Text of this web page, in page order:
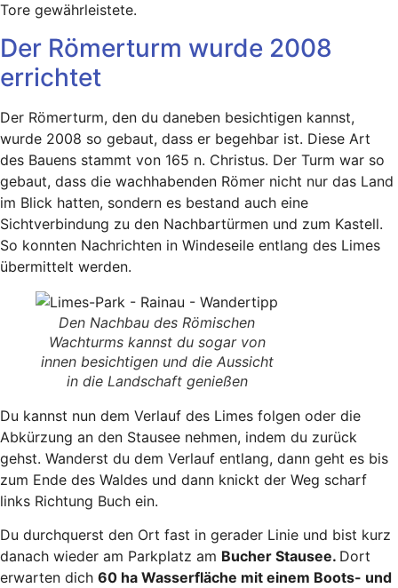
Tore gewährleistete.
Der Römerturm wurde 2008
errichtet
Der Römerturm, den du daneben besichtigen kannst,
wurde 2008 so gebaut, dass er begehbar ist. Diese Art
des Bauens stammt von 165 n. Christus. Der Turm war so
gebaut, dass die wachhabenden Römer nicht nur das Land
im Blick hatten, sondern es bestand auch eine
Sichtverbindung zu den Nachbartürmen und zum Kastell.
So konnten Nachrichten in Windeseile entlang des Limes
übermittelt werden.
Den Nachbau des Römischen
Wachturms kannst du sogar von
innen besichtigen und die Aussicht
in die Landschaft genießen
Du kannst nun dem Verlauf des Limes folgen oder die
Abkürzung an den Stausee nehmen, indem du zurück
gehst. Wanderst du dem Verlauf entlang, dann geht es bis
zum Ende des Waldes und dann knickt der Weg scharf
links Richtung Buch ein.
Du durchquerst den Ort fast in gerader Linie und bist kurz
danach wieder am Parkplatz am Bucher Stausee. Dort
erwarten dich 60 ha Wasserfläche mit einem Boots- und